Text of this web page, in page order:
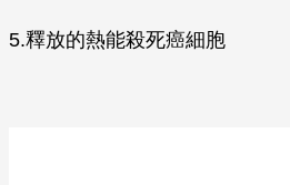
5.釋放的熱能殺死癌細胞